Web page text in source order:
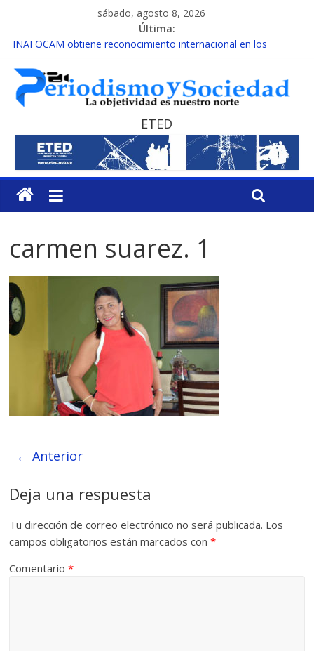
sábado, agosto 8, 2026
Última:
INAFOCAM obtiene reconocimiento internacional en los
15 de febrero de cada año es Día Nacional de la lucha contra el
cáncer infantil
EL ENFOQUE UNILATERAL DE LA COALICIÓN
MESCyT y Universidad Albizu apoyarán rehabilitación de
reclusos
MESCyT presenta calendario de Consulta Nacional por la
Educación
ETED
carmen suarez. 1
← Anterior
Deja una respuesta
Tu dirección de correo electrónico no será publicada. Los
campos obligatorios están marcados con*
Comentario*